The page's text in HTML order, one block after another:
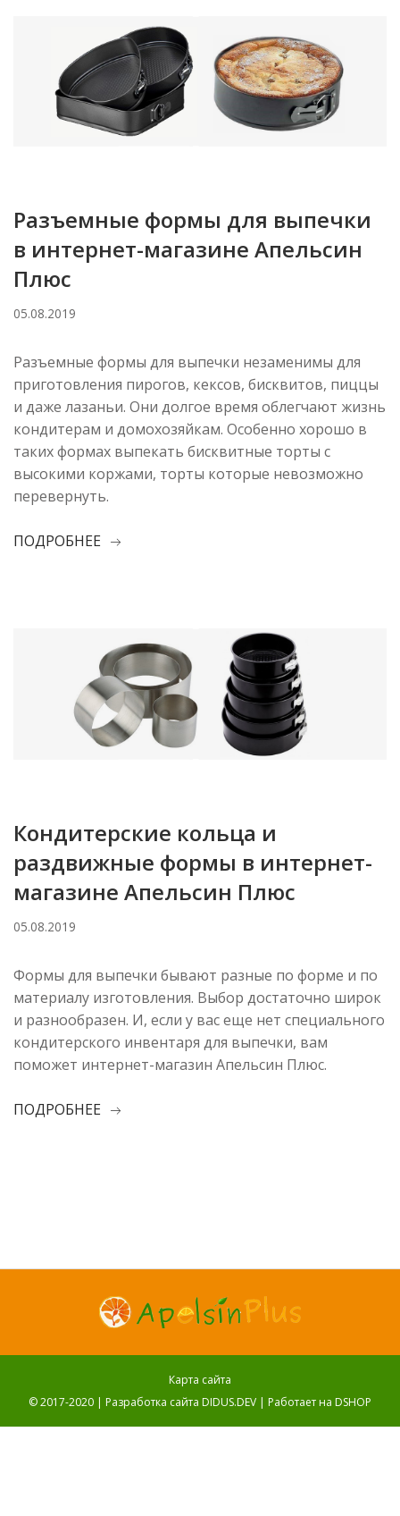
Разъемные формы для выпечки
в интернет-магазине Апельсин
Плюс
05.08.2019
Разъемные формы для выпечки незаменимы для
приготовления пирогов, кексов, бисквитов, пиццы
и даже лазаньи. Они долгое время облегчают жизнь
кондитерам и домохозяйкам. Особенно хорошо в
таких формах выпекать бисквитные торты с
высокими коржами, торты которые невозможно
перевернуть.
ПОДРОБНЕЕ
Кондитерские кольца и
раздвижные формы в интернет-
магазине Апельсин Плюс
05.08.2019
Формы для выпечки бывают разные по форме и по
материалу изготовления. Выбор достаточно широк
и разнообразен. И, если у вас еще нет специального
кондитерского инвентаря для выпечки, вам
поможет интернет-магазин Апельсин Плюс.
ПОДРОБНЕЕ
Карта сайта
© 2017-2020 | Разработка сайта DIDUS.DEV | Работает на DSHOP